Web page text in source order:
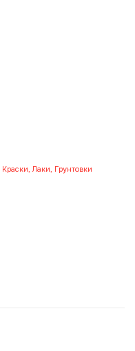
Краски, Лаки, Грунтовки